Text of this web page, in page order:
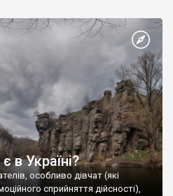
в Україні?
особливо дівчат (які
сприйняття дійсності),